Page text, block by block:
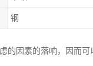
钢
的因素的落响，因而